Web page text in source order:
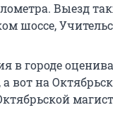
Выезд
шоссе,
в городе
вот на